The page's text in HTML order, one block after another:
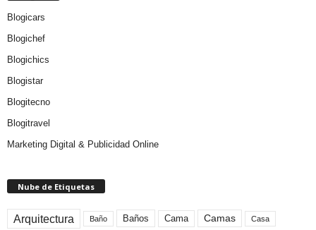
Blogicars
Blogichef
Blogichics
Blogistar
Blogitecno
Blogitravel
Marketing Digital & Publicidad Online
Nube de Etiquetas
Arquitectura Baño Baños Cama Camas Casa